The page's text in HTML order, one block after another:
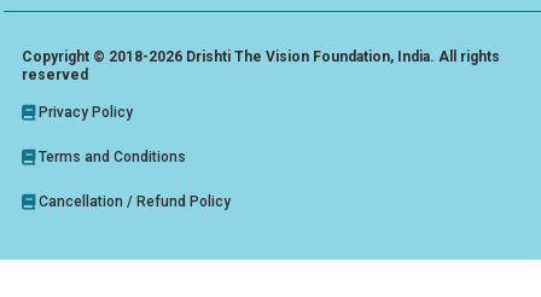
Copyright © 2018-2026 Drishti The Vision Foundation, India. All rights
reserved
Privacy Policy
Terms and Conditions
Cancellation / Refund Policy